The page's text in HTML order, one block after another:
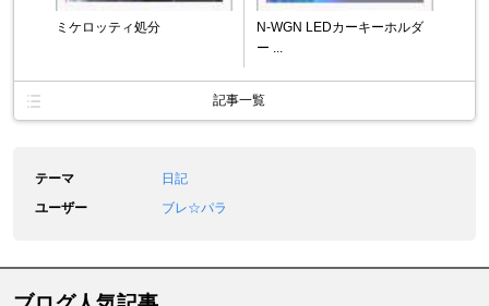
ミケロッティ処分
N-WGN LEDカーキーホルダ
ー ...
記事一覧
テーマ
日記
ユーザー
ブレ☆パラ